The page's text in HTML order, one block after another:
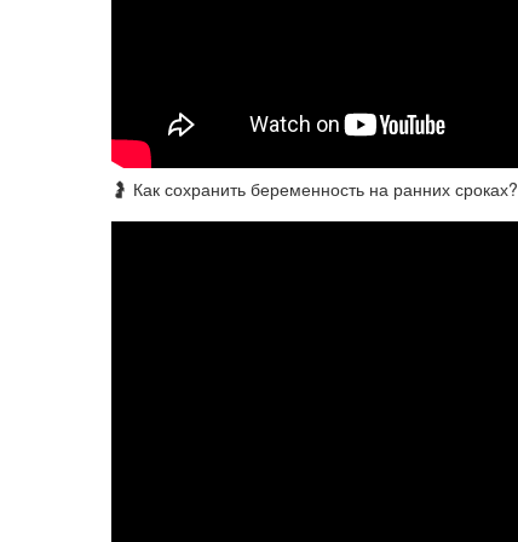
🤰 Как сохранить беременность на ранних сроках?